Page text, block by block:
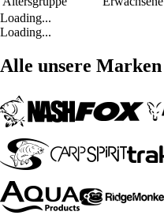
Loading...
Loading...
Alle unsere Marken